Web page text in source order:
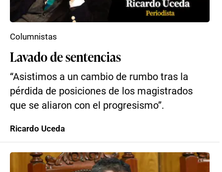
Lavado de sentencias
“Asistimos a un cambio de rumbo tras la
pérdida de posiciones de los magistrados
que se aliaron con el progresismo”.
Columnistas
Ricardo Uceda